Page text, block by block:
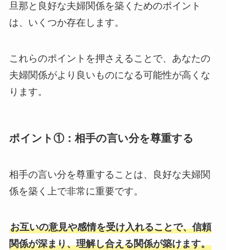
旦那と良好な夫婦関係を築くためのポイント
は、いくつか存在します。
これらのポイントを押さえることで、あなたの
夫婦関係がより良いものになる可能性が高くな
ります。
ポイント①：相手の言い分を尊重する
相手の言い分を尊重することは、良好な夫婦関
係を築く上で非常に重要です。
お互いの意見や感情を受け入れることで、信頼
関係が深まり、理解し合える関係が築けます。